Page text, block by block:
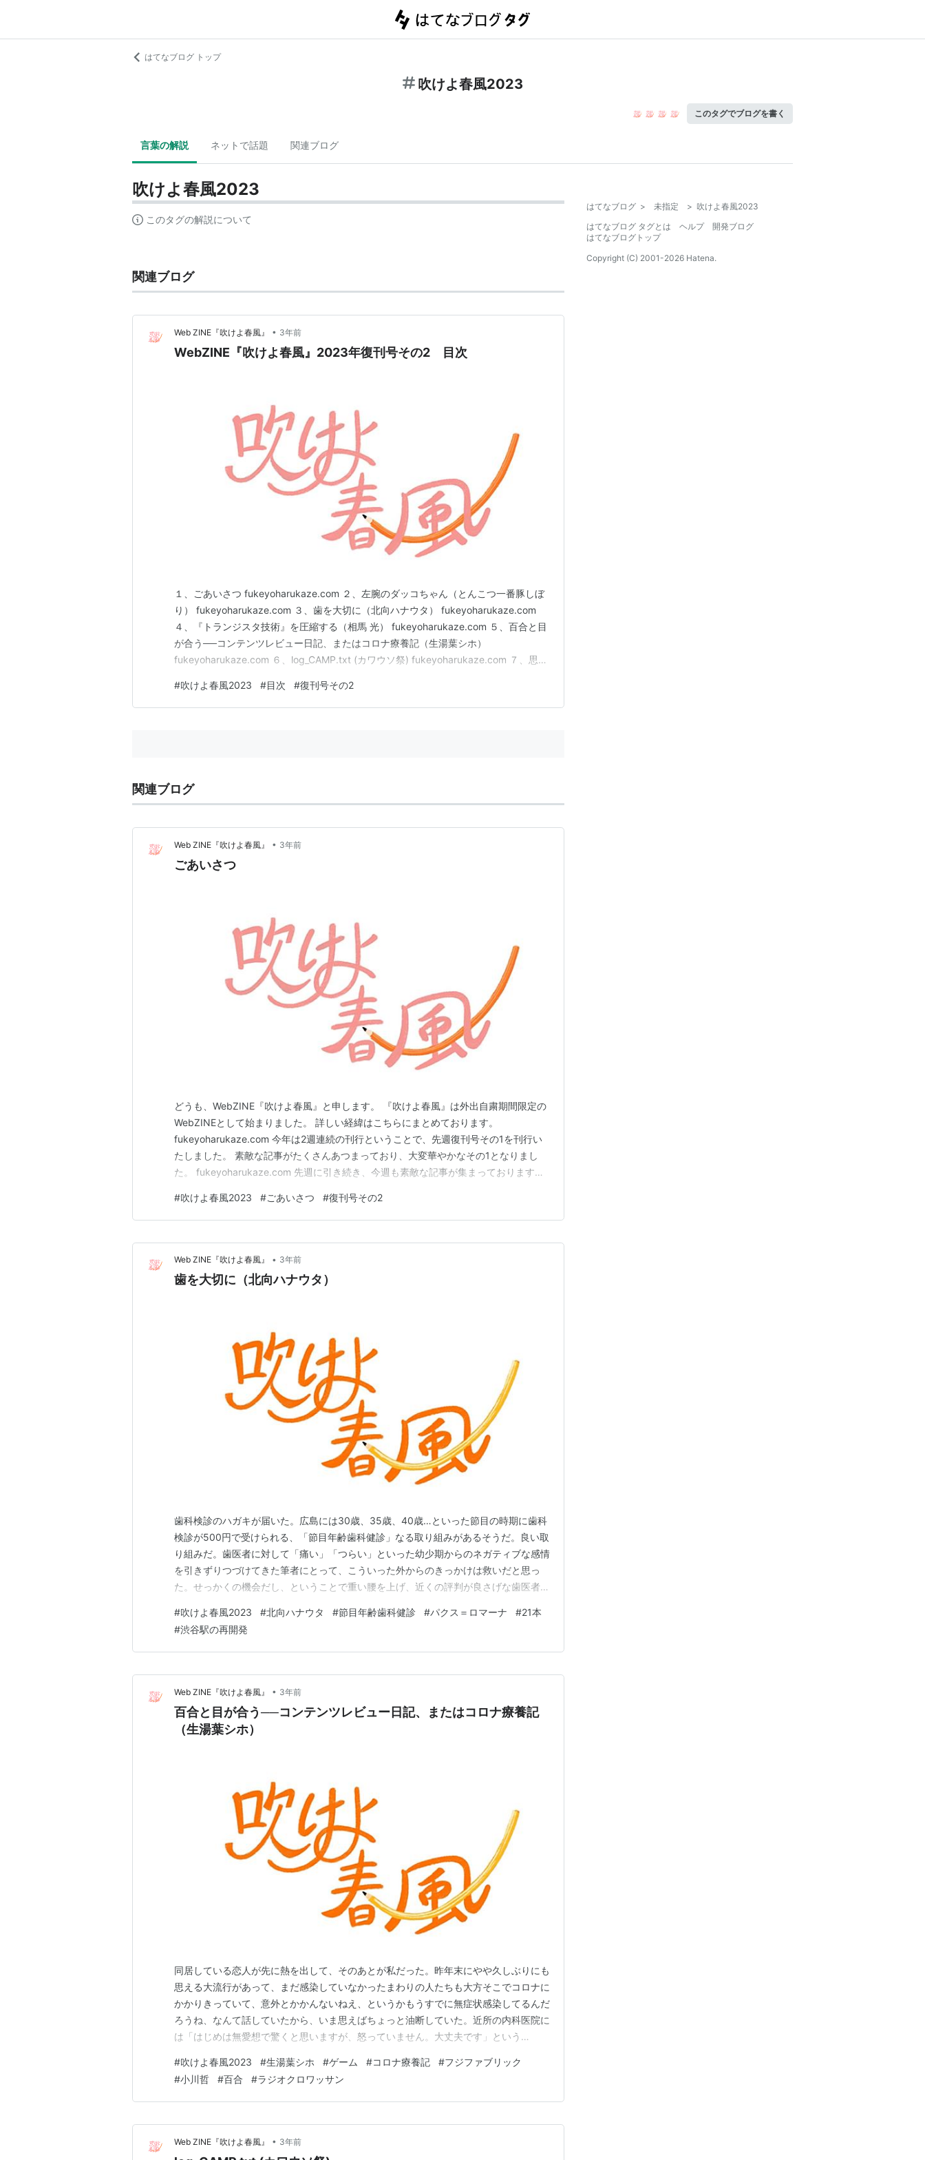
はてなブログ トップ
吹けよ春風2023
このタグでブログを書く
言葉の解説 ネットで話題 関連ブログ
吹けよ春風2023
このタグの解説について
関連ブログ
Web ZINE『吹けよ春風』 • 3年前
WebZINE『吹けよ春風』2023年復刊号その2 目次
１、ごあいさつ fukeyoharukaze.com ２、左腕のダッコちゃん（とんこつ一番豚しぼ
り） fukeyoharukaze.com ３、歯を大切に（北向ハナウタ） fukeyoharukaze.com
４、『トランジスタ技術』を圧縮する（相馬 光） fukeyoharukaze.com ５、百合と目
が合う──コンテンツレビュー日記、またはコロナ療養記（生湯葉シホ）
fukeyoharukaze.com ６、log_CAMP.txt (カワウソ祭) fukeyoharukaze.com ７、思い
#吹けよ春風2023 #目次 #復刊号その2
関連ブログ
Web ZINE『吹けよ春風』 • 3年前
ごあいさつ
どうも、WebZINE『吹けよ春風』と申します。 『吹けよ春風』は外出自粛期間限定の
WebZINEとして始まりました。 詳しい経緯はこちらにまとめております。
fukeyoharukaze.com 今年は2週連続の刊行ということで、先週復刊号その1を刊行い
たしました。 素敵な記事がたくさんあつまっており、大変華やかなその1となりまし
た。 fukeyoharukaze.com 先週に引き続き、今週も素敵な記事が集まっております。
います。 この場を借りて、厚く御礼を申し上げます。 それではごゆるりと、お花見の
ような気分…
#吹けよ春風2023 #ごあいさつ #復刊号その2
Web ZINE『吹けよ春風』 • 3年前
歯を大切に（北向ハナウタ）
歯科検診のハガキが届いた。広島には30歳、35歳、40歳…といった節目の時期に歯科
検診が500円で受けられる、「節目年齢歯科健診」なる取り組みがあるそうだ。良い取
り組みだ。歯医者に対して「痛い」「つらい」といった幼少期からのネガティブな感情
を引きずりつづけてきた筆者にとって、こういった外からのきっかけは救いだと思っ
た。せっかくの機会だし、ということで重い腰を上げ、近くの評判が良さげな歯医者へ
る、苔むした腰である。家からほど近いその歯医者は、清潔感のある白を基調とした佇
まいだった。今日は検診だけとあって歯をいきなり削られ…
#吹けよ春風2023 #北向ハナウタ #節目年齢歯科健診 #パクス＝ロマーナ #21本
#渋谷駅の再開発
Web ZINE『吹けよ春風』 • 3年前
百合と目が合う──コンテンツレビュー日記、またはコロナ療養記
（生湯葉シホ）
同居している恋人が先に熱を出して、そのあとが私だった。昨年末にやや久しぶりにも
思える大流行があって、まだ感染していなかったまわりの人たちも大方そこでコロナに
かかりきっていて、意外とかかんないねえ、というかもうすでに無症状感染してるんだ
ろうね、なんて話していたから、いま思えばちょっと油断していた。近所の内科医院に
は「はじめは無愛想で驚くと思いますが、怒っていません。大丈夫です」という
ーのなかに「一見、どこの魚市場だ？と思いますが」というフレーズがあったので気に
なっていたが、順番がまわってくると、医師が開口一番に「す…
#吹けよ春風2023 #生湯葉シホ #ゲーム #コロナ療養記 #フジファブリック
#小川哲 #百合 #ラジオクロワッサン
Web ZINE『吹けよ春風』 • 3年前
はてなブログ > 未指定 > 吹けよ春風2023
はてなブログ タグとは
ヘルプ
開発ブログ
はてなブログトップ
Copyright (C) 2001-2026 Hatena.